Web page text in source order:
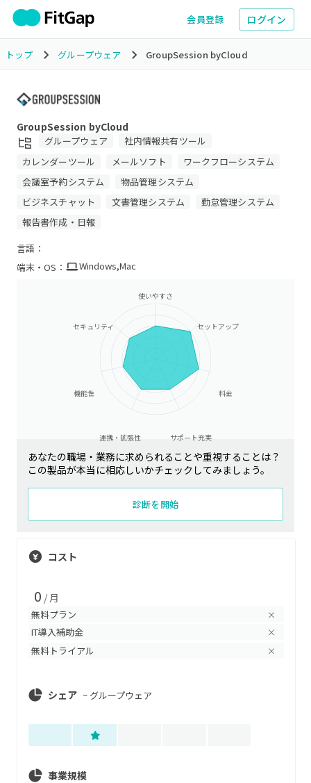
会員登録 ログイン
トップ グループウェア GroupSession byCloud
GroupSession byCloud
グループウェア
社内情報共有ツール
カレンダーツール
メールソフト
ワークフローシステム
会議室予約システム
物品管理システム
ビジネスチャット
文書管理システム
勤怠管理システム
報告書作成・日報
言語：
端末・OS：
Windows,Mac
使いやすさ
セットアップ
料金
サポート充実
連携・拡張性
機能性
セキュリティ
あなたの職場・業務に求められることや重視することは？
この製品が本当に相応しいかチェックしてみましょう。
診断を開始
コスト
0 / 月
無料プラン ×
IT導入補助金 ×
無料トライアル ×
シェア ~ グループウェア
事業規模